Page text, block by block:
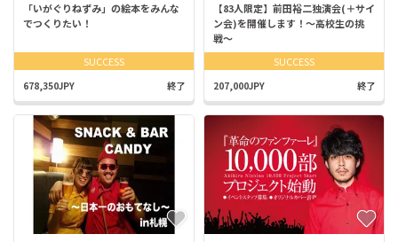
「いがぐりねずみ」の絵本をみんな
でつくりたい！
SUCCESS
678,350JPY 終了
【83人限定】前田裕二独演会(＋サイ
ン会)を開催します！〜高校生の挑
戦〜
SUCCESS
207,000JPY 終了